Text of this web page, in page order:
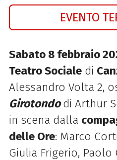
EVENTO
Sabato 8 febbraio
Teatro Socialedi
Alessandro Volta 2,
Girotondodi Arthur
in scena dalla
delle Ore: Marco
Giulia Frigerio, Paolo